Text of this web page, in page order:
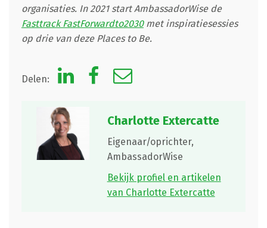
organisaties. In 2021 start AmbassadorWise de
Fasttrack FastForwardto2030met inspiratiesessies
op drie van deze Places to Be.
Delen:
Charlotte Extercatte
Eigenaar/oprichter,
AmbassadorWise
Bekijk profiel en artikelen
van Charlotte Extercatte